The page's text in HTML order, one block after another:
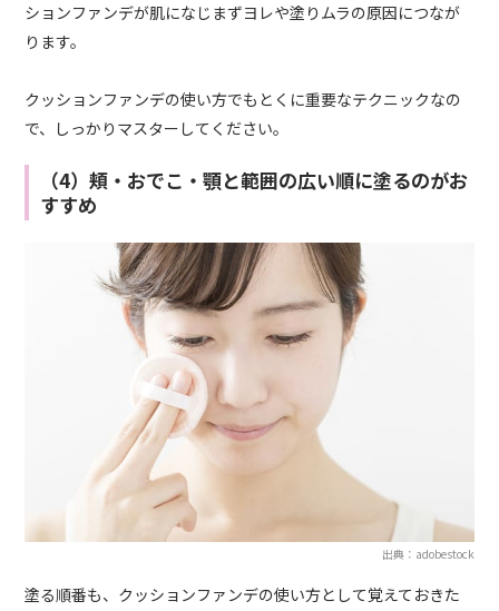
ションファンデが肌になじまずヨレや塗りムラの原因につなが
ります。
クッションファンデの使い方でもとくに重要なテクニックなの
で、しっかりマスターしてください。
（4）頬・おでこ・顎と範囲の広い順に塗るのがお
すすめ
出典：adobestock
塗る順番も、クッションファンデの使い方として覚えておきた